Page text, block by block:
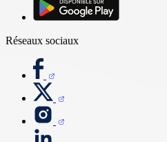
Réseaux sociaux